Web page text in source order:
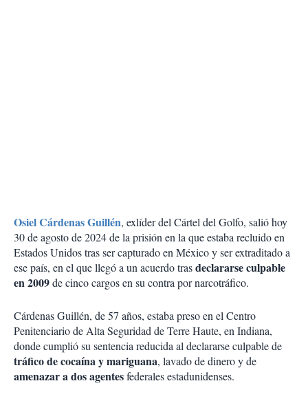
Osiel Cárdenas Guillén, exlíder del Cártel del Golfo, salió hoy
30 de agosto de 2024 de la prisión en la que estaba recluido en
Estados Unidos tras ser capturado en México y ser extraditado a
ese país, en el que llegó a un acuerdo trasdeclararse culpable
en 2009de cinco cargos en su contra por narcotráfico.
Cárdenas Guillén, de 57 años, estaba preso en el Centro
Penitenciario de Alta Seguridad de Terre Haute, en Indiana,
donde cumplió su sentencia reducida al declararse culpable de
tráfico de cocaína y mariguana, lavado de dinero y de
amenazar a dos agentesfederales estadunidenses.